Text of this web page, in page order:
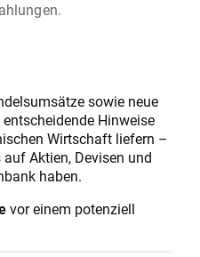
sowie neue
Hinweise
Wirtschaft liefern –
Aktien, Devisen und
haben.
vor einem potenziell